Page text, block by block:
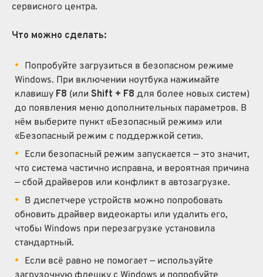
сервисного центра.
Что можно сделать:
Попробуйте загрузиться в безопасном режиме
Windows. При включении ноутбука нажимайте
клавишу F8 (или Shift + F8 для более новых систем)
до появления меню дополнительных параметров. В
нём выберите пункт «Безопасный режим» или
«Безопасный режим с поддержкой сети».
Если безопасный режим запускается — это значит,
что система частично исправна, и вероятная причина
— сбой драйверов или конфликт в автозагрузке.
В диспетчере устройств можно попробовать
обновить драйвер видеокарты или удалить его,
чтобы Windows при перезагрузке установила
стандартный.
Если всё равно не помогает — используйте